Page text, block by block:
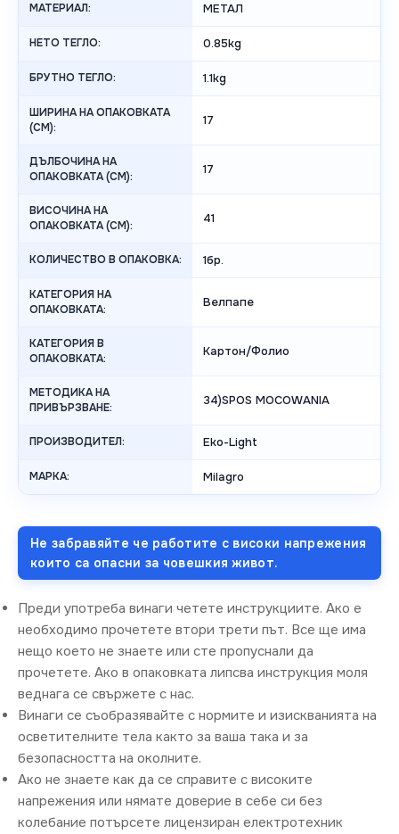
МАТЕРИАЛ: МЕТАЛ
НЕТО ТЕГЛО: 0.85kg
БРУТНО ТЕГЛО: 1.1kg
ШИРИНА НА ОПАКОВКАТА
(CM):
17
ДЪЛБОЧИНА НА
ОПАКОВКАТА (CM):
17
ВИСОЧИНА НА
ОПАКОВКАТА (СМ):
41
КОЛИЧЕСТВО В ОПАКОВКА: 1бр.
КАТЕГОРИЯ НА
ОПАКОВКАТА:
Велпапе
КАТЕГОРИЯ В
ОПАКОВКАТА:
Картон/Фолио
МЕТОДИКА НА
ПРИВЪРЗВАНЕ:
34)SPOS MOCOWANIA
ПРОИЗВОДИТЕЛ: Eko-Light
МАРКА: Milagro
Не забравяйте че работите с високи напрежения
които са опасни за човешкия живот.
Преди употреба винаги четете инструкциите. Ако е
необходимо прочетете втори трети път. Все ще има
нещо което не знаете или сте пропуснали да
прочетете. Ако в опаковката липсва инструкция моля
веднага се свържете с нас.
Винаги се съобразявайте с нормите и изискванията на
осветителните тела както за ваша така и за
безопасността на околните.
Ако не знаете как да се справите с високите
напрежения или нямате доверие в себе си без
колебание потърсете лицензиран електротехник